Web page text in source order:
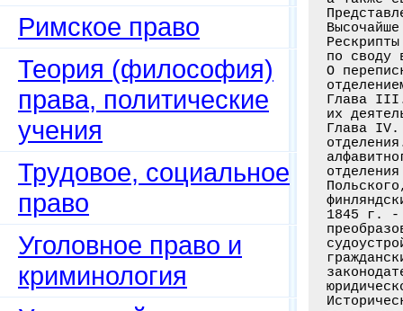
Римское право
Теория (философия)
права, политические
учения
Трудовое, социальное
право
Уголовное право и
криминология
по своду
О
Глава III.
их
Глава
1845 г. -